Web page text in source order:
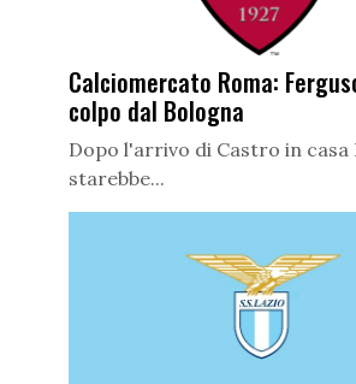
Calciomercato Roma:
colpo dal Bologna
Dopo l'arrivo di Castro in casa
starebbe...